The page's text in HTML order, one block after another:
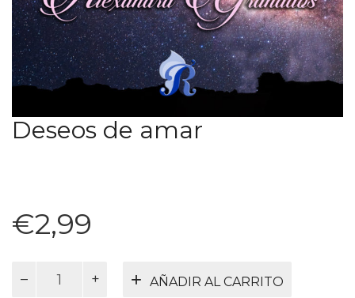
Deseos de amar
€2,99
AÑADIR AL CARRITO